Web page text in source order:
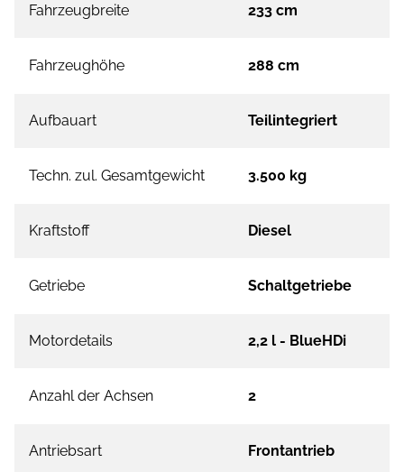
Fahrzeugbreite 233 cm
Fahrzeughöhe 288 cm
Aufbauart Teilintegriert
Techn. zul. Gesamtgewicht 3.500 kg
Kraftstoff Diesel
Getriebe Schaltgetriebe
Motordetails 2,2 l - BlueHDi
Anzahl der Achsen 2
Antriebsart Frontantrieb